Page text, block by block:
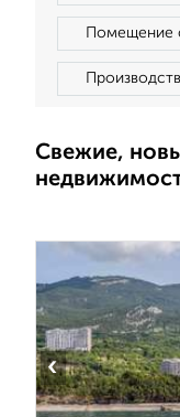
Помещение
Свежие,
‹